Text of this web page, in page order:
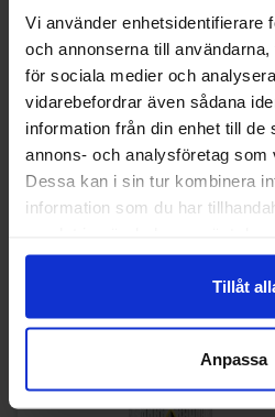
Vi använder enhetsidentifierare
och annonserna till
för sociala medier och
vidarebefordrar även sådana
information från din enhet till de
annons- och analysföretag som
Dessa kan i sin tur kombinera
information som du har
Tillåt
Anpassa
31)
18.84 kr 6.90 kr
Köp
Andra